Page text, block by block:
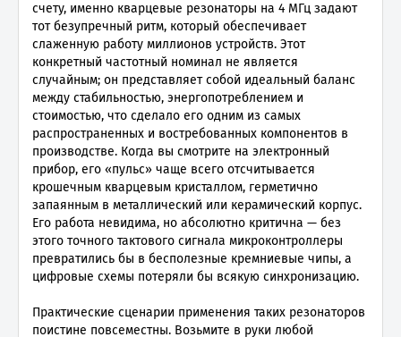
счету, именно кварцевые резонаторы на 4 МГц задают
тот безупречный ритм, который обеспечивает
слаженную работу миллионов устройств. Этот
конкретный частотный номинал не является
случайным; он представляет собой идеальный баланс
между стабильностью, энергопотреблением и
стоимостью, что сделало его одним из самых
распространенных и востребованных компонентов в
производстве. Когда вы смотрите на электронный
прибор, его «пульс» чаще всего отсчитывается
крошечным кварцевым кристаллом, герметично
запаянным в металлический или керамический корпус.
Его работа невидима, но абсолютно критична — без
этого точного тактового сигнала микроконтроллеры
превратились бы в бесполезные кремниевые чипы, а
цифровые схемы потеряли бы всякую синхронизацию.
Практические сценарии применения таких резонаторов
поистине повсеместны. Возьмите в руки любой